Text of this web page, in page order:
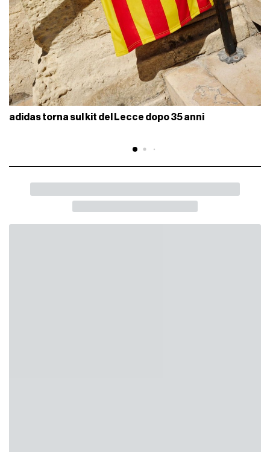
adidas torna sul kit del Lecce dopo 35 anni